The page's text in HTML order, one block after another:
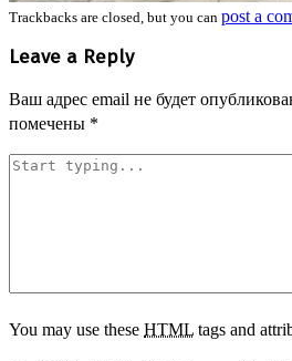
Trackbacks are closed, but you can post a
Leave a Reply
Ваш адрес email не будет
помечены *
You may use these HTML tags and